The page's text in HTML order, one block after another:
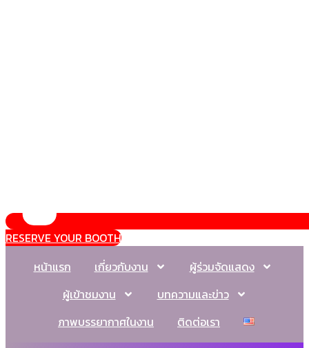
RESERVE YOUR BOOTH
หน้าแรก
เกี่ยวกับงาน
ผู้ร่วมจัดแสดง
ผู้เข้าชมงาน
บทความและข่าว
ภาพบรรยากาศในงาน
ติดต่อเรา